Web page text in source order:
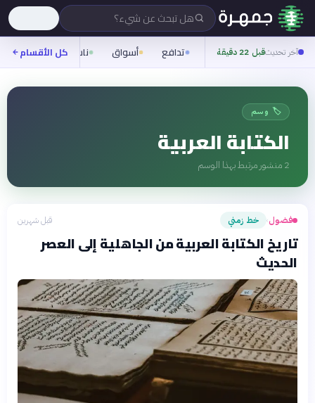
هل تبحث عن شيء؟
آخر تحديثقبل 22 دقيقة تدافع أسواق ناس روح
كل الأقسام
🏷️ وسم
الكتابة العربية
2 منشور مرتبط بهذا الوسم
فضول› خط زمني قبل شهرين
تاريخ الكتابة العربية من الجاهلية إلى العصر
الحديث